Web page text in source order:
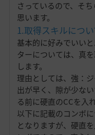
さっているので、そ
思います。
1.取得スキルについ
基本的に好みでいい
ターについては、真
します。
理由としては、強：ジ
出が早く、隙が少な
る前に硬直のCCを入
以下に記載のコンボ
となりますが、硬直